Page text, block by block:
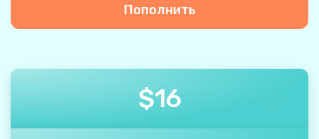
Пополнить
$16